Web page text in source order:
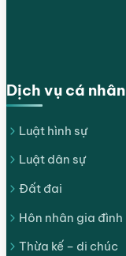
Dịch vụ cá nhân
Luật hình sự
Luật dân sự
Đất đai
Hôn nhân gia đình
Thừa kế – di chúc